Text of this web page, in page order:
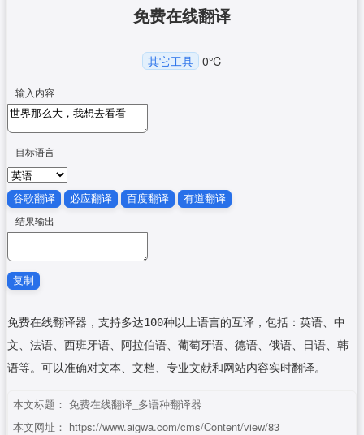
免费在线翻译
其它工具 0℃
输入内容
目标语言
谷歌翻译 必应翻译 百度翻译 有道翻译
结果输出
复制
免费在线翻译器，支持多达100种以上语言的互译，包括：英语、中
文、法语、西班牙语、阿拉伯语、葡萄牙语、德语、俄语、日语、韩
语等。可以准确对文本、文档、专业文献和网站内容实时翻译。
本文标题： 免费在线翻译_多语种翻译器
本文网址： https://www.aigwa.com/cms/Content/view/83